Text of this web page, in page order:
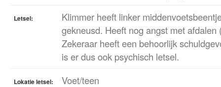
Letsel:
Klimmer heeft linker
gekneusd. Heeft nog angst met afdalen
Zekeraar heeft een behoorlijk
is er dus ook psychisch letsel.
Lokatie letsel: Voet/teen